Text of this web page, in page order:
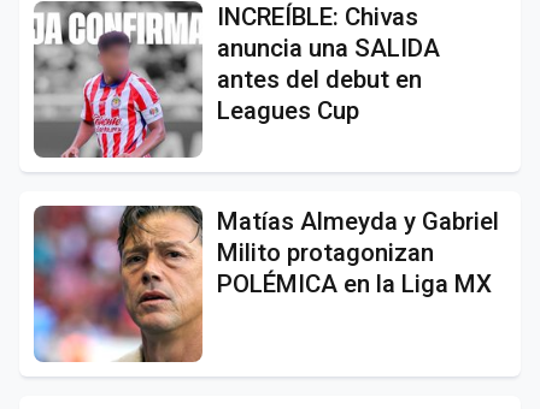
INCREÍBLE: Chivas
anuncia una SALIDA
antes del debut en
Leagues Cup
Matías Almeyda y Gabriel
Milito protagonizan
POLÉMICA en la Liga MX